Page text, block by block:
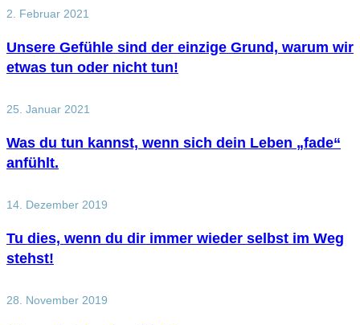
2. Februar 2021
Unsere Gefühle sind der einzige Grund, warum wir
etwas tun oder nicht tun!
25. Januar 2021
Was du tun kannst, wenn sich dein Leben „fade“
anfühlt.
14. Dezember 2019
Tu dies, wenn du dir immer wieder selbst im Weg
stehst!
28. November 2019